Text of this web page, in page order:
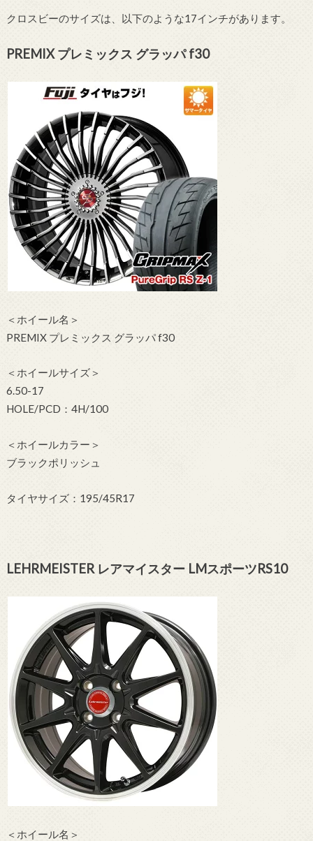
クロスビーのサイズは、以下のような17インチがあります。
PREMIX プレミックス グラッパ f30
＜ホイール名＞
PREMIX プレミックス グラッパ f30
＜ホイールサイズ＞
6.50-17
HOLE/PCD：4H/100
＜ホイールカラー＞
ブラックポリッシュ
タイヤサイズ：195/45R17
LEHRMEISTER レアマイスター LMスポーツRS10
＜ホイール名＞